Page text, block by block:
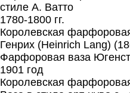
стиле А. Ватто
1780-1800 гг.
Королевская
Генрих (Heinrich Lang)
Фарфоровая ваза
1901 год
Королевская